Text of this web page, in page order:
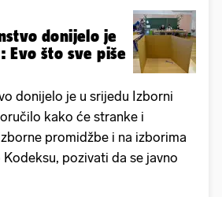
donijelo je
Evo što sve piše
donijelo je u srijedu Izborni
kako će stranke i
promidžbe i na izborima
pozivati da se javno